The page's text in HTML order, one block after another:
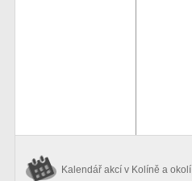
Kalendář akcí v Kolíně a okolí